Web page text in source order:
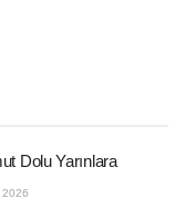
Dolu Yarınlara
2026